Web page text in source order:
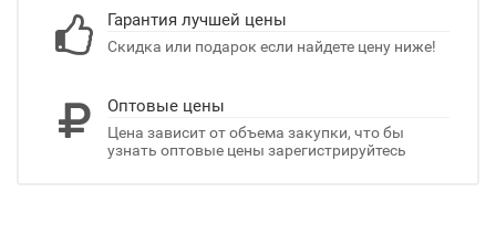
Гарантия лучшей цены
Скидка или подарок если найдете цену ниже!
Оптовые цены
Цена зависит от объема закупки, что бы
узнать оптовые цены зарегистрируйтесь